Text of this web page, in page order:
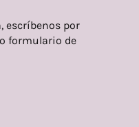
escríbenos por
formulario de